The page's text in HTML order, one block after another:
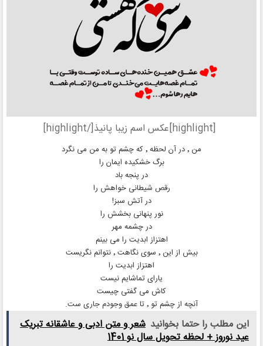
[highlight]عکس اسم زیبا پانیذ[/highlight]
من ٬ در آن لحظه ٬ که چشم تو به من می نگرد
برگ خشکیده ایمان را
در پنجه باد
رقص شیطانی خواهش را
در آتش سبز!
نور پنهانی بخشش را
در چشمه مهر
اهتزاز ابدیت را می بینم
بیش از این ٬ سوی نگاهت ٬ نتوانم نگریست
اهتزاز ابدیت را
یارای تماشایم نیست
کاش می گفتی چیست
آنچه از چشم تو ٬ تا عمق وجودم جاری ست.
این مطلب را حتما بخوانید شعر و متن ادبی و عاشقانه تبریک
عید نوروز + لحظه تحویل سال نو 1401